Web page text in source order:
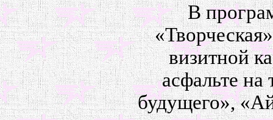
В
визитной
асфальте
будущего»,